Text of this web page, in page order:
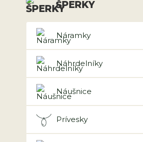
ŠPERKY
Náramky
Náhrdelníky
Náušnice
Prívesky